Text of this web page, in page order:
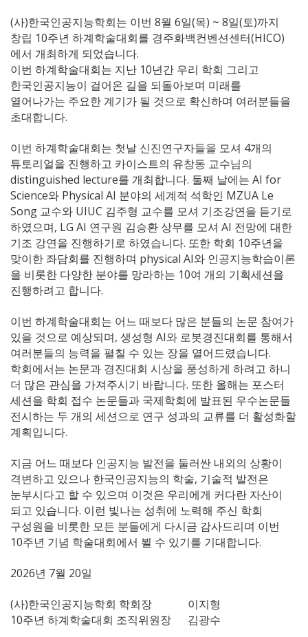
(사)한국인공지능학회는 이번 8월 6일(목) ~ 8일(토)까지
창립 10주년 하계학술대회를 경주화백컨벤션센터(HICO)
에서 개최하게 되었습니다.
이번 하계학술대회는 지난 10년간 우리 학회 그리고
한국인공지능이 걸어온 길을 되돌아보며 미래를
열어나가는 주요한 계기가 될 것으로 확신하며 여러분들을
초대합니다.
이번 하계학술대회는 첫날 신진연구자들을 모셔 4개의
튜토리얼을 진행하고 카이스트의 유창동 교수님의
distinguished lecture를 개최합니다. 둘째 날에는 AI for
Science와 Physical AI 분야의 세계적 석학인 MZUA Le
Song 교수와 UIUC 김주형 교수를 모셔 기조강연을 듣기로
하였으며, LG AI 연구원 김승환 상무를 모셔 AI 전망에 대한
기조 강연을 진행하기로 하였습니다. 또한 학회 10주년을
맞이한 좌담회를 진행하며 physical AI와 인공지능학습이론
을 비롯한 다양한 분야를 망라하는 10여 개의 기획세션을
진행하려고 합니다.
이번 하계학술대회는 어느 때보다 많은 분들의 논문 참여가
있을 것으로 예상되며, 생성형 AI와 로봇경진대회를 통해서
여러분들의 능력을 펼칠 수 있는 장을 열어드렸습니다.
학회에서는 논문과 경진대회 시상을 풍성하게 하려고 하니
더 많은 관심을 가져주시기 바랍니다. 또한 올해는 포스터
세션을 학회 접수 논문들과 국제학회에 발표된 우수논문들
전시하는 두 개의 세션으로 연구 성과의 교류를 더 활성화할
계획입니다.
지금 어느 때보다 인공지능 발전을 둘러싼 내외의 상황이
격변하고 있으나 한국인공지능의 학술, 기술적 발전은
눈부시다고 할 수 있으며 이것은 우리에게 커다란 자산이
되고 있습니다. 이런 빛나는 성취에 노력해 주신 학회
구성원을 비롯한 모든 분들에게 다시금 감사드리며 이번
10주년 기념 학술대회에서 뵐 수 있기를 기대합니다.
2026년 7월 20일
(사)한국인공지능학회 학회장 이지형
10주년 하계학술대회 조직위원장 김광수